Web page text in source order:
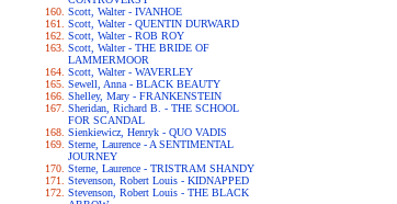
Scott, Walter - IVANHOE
Scott, Walter - QUENTIN DURWARD
Scott, Walter - ROB ROY
Scott, Walter - THE BRIDE OF
LAMMERMOOR
Scott, Walter - WAVERLEY
Sewell, Anna - BLACK BEAUTY
Shelley, Mary - FRANKENSTEIN
Sheridan, Richard B. - THE SCHOOL
FOR SCANDAL
Sienkiewicz, Henryk - QUO VADIS
Sterne, Laurence - A SENTIMENTAL
JOURNEY
Sterne, Laurence - TRISTRAM SHANDY
Stevenson, Robert Louis - KIDNAPPED
Stevenson, Robert Louis - THE BLACK